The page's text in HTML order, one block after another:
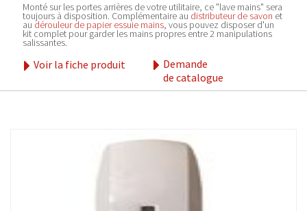
Monté sur les portes arrières de votre utilitaire, ce "lave mains" sera
toujours à disposition. Complémentaire au distributeur de savon et
au dérouleur de papier essuie mains, vous pouvez disposer d'un
kit complet pour garder les mains propres entre 2 manipulations
salissantes.
Voir la fiche produit
Demande
de catalogue